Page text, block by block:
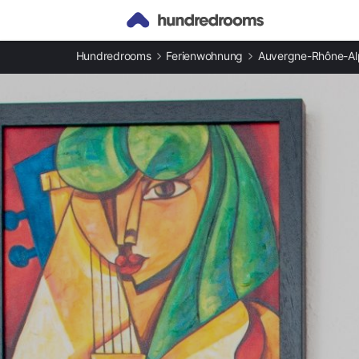
Ferienwohnungen in Cranves-Sales
Hundredrooms Ferienwohnung Auvergne-Rhône-